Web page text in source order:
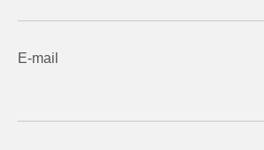
E-mail